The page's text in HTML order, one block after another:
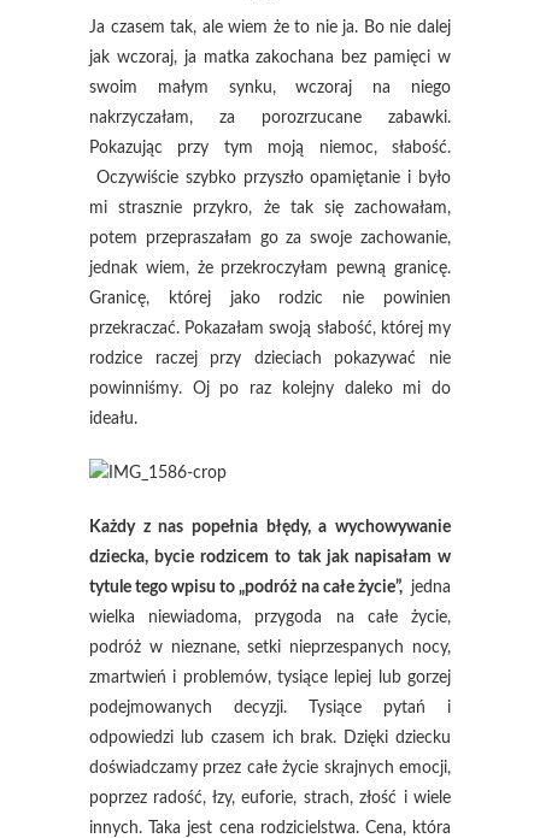
Ja czasem tak, ale wiem że to nie ja. Bo nie dalej
jak wczoraj, ja matka zakochana bez pamięci w
swoim małym synku, wczoraj na niego
nakrzyczałam, za porozrzucane zabawki.
Pokazując przy tym moją niemoc, słabość.
Oczywiście szybko przyszło opamiętanie i było
mi strasznie przykro, że tak się zachowałam,
potem przepraszałam go za swoje zachowanie,
jednak wiem, że przekroczyłam pewną granicę.
Granicę, której jako rodzic nie powinien
przekraczać. Pokazałam swoją słabość, której my
rodzice raczej przy dzieciach pokazywać nie
powinniśmy. Oj po raz kolejny daleko mi do
ideału.
Każdy z nas popełnia błędy, a wychowywanie
dziecka, bycie rodzicem to tak jak napisałam w
tytule tego wpisu to „podróż na całe życie”, jedna
wielka niewiadoma, przygoda na całe życie,
podróż w nieznane, setki nieprzespanych nocy,
zmartwień i problemów, tysiące lepiej lub gorzej
podejmowanych decyzji. Tysiące pytań i
odpowiedzi lub czasem ich brak. Dzięki dziecku
doświadczamy przez całe życie skrajnych emocji,
poprzez radość, łzy, euforie, strach, złość i wiele
innych. Taka jest cena rodzicielstwa. Cena, która